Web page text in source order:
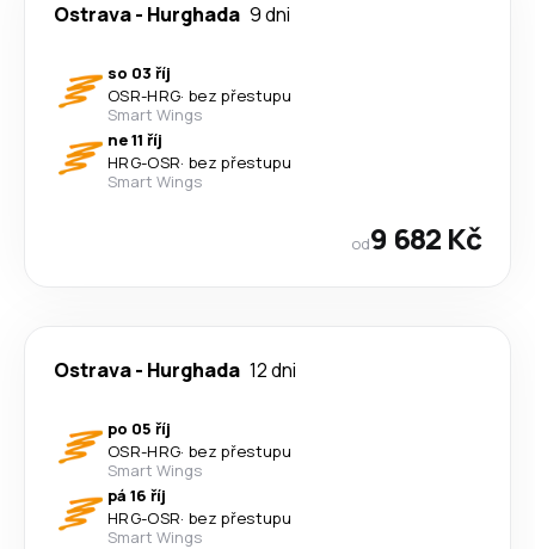
Ostrava- Hurghada 9 dni
so 03 říj
OSR-HRG· bez přestupu
Smart Wings
ne 11 říj
HRG-OSR· bez přestupu
Smart Wings
od9 682 Kč
Ostrava- Hurghada 12 dni
po 05 říj
OSR-HRG· bez přestupu
Smart Wings
pá 16 říj
HRG-OSR· bez přestupu
Smart Wings